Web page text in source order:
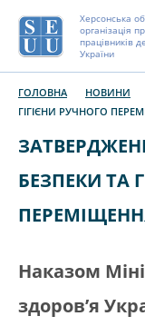
Херсонська
організація
працівників
України
ГОЛОВНА НОВИНИ
ГІГІЄНИ РУЧНОГО
БЕЗПЕКИ ТА
Наказом
здоров’я